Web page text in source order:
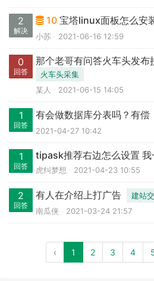
2
解决
10 宝塔linux面板怎么安
小苏
2021-06-16 12:59
0
回答
那个老哥有问答火车头发布
火车头采集
某人
2021-06-15 14:05
1
回答
有会做数据库分表吗？有偿
2021-04-27 10:42
1
回答
tipask推荐右边怎么设置 我
虎纠梦想 2021-04-23 10:55
2
回答
有人在介绍上打广告
建站
南瓜侠
2021-03-24 21:57
‹ 1 2 3 4